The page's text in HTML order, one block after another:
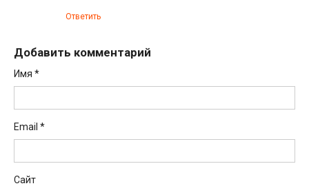
Ответить
Добавить комментарий
Имя *
Email *
Сайт